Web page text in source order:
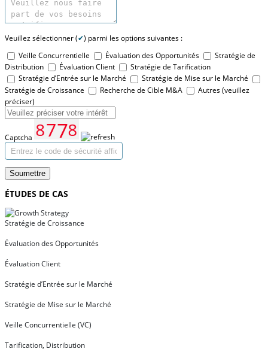
Veuillez sélectionner (✔) parmi les options suivantes :
Veille Concurrentielle
Évaluation des Opportunités
Stratégie de
Distribution
Évaluation Client
Stratégie de Tarification
Stratégie d’Entrée sur le Marché
Stratégie de Mise sur le Marché
Stratégie de Croissance
Recherche de Cible M&A
Autres (veuillez
préciser)
Captcha
Soumettre
ÉTUDES DE CAS
Stratégie de Croissance
Évaluation des Opportunités
Évaluation Client
Stratégie d’Entrée sur le Marché
Stratégie de Mise sur le Marché
Veille Concurrentielle (VC)
Tarification, Distribution